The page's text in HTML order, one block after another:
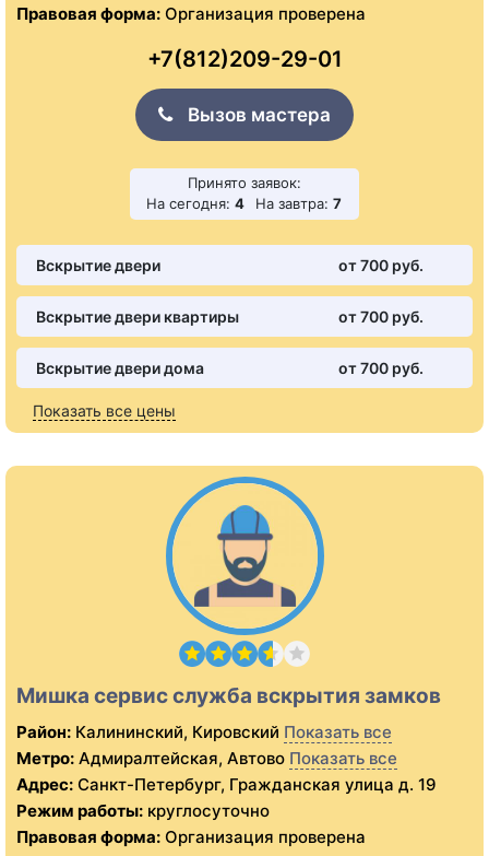
Правовая форма: Организация проверена
+7(812)209-29-01
Вызов мастера
Принято заявок:
На сегодня: 4 На завтра: 7
Вскрытие двери от 700 pуб.
Вскрытие двери квартиры от 700 pуб.
Вскрытие двери дома от 700 pуб.
Показать все цены
Мишка сервис служба вскрытия замков
Район: Калининский, Кировский Показать все
Метро: Адмиралтейская, Автово Показать все
Адрес: Санкт-Петербург, Гражданская улица д. 19
Режим работы: круглосуточно
Правовая форма: Организация проверена